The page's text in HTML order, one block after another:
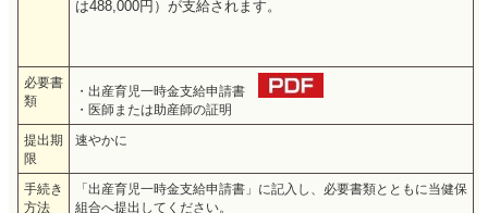
は488,000円）が支給されます。
必要書
類
・出産育児一時金支給申請書
・医師または助産師の証明
提出期
限
速やかに
手続き
方法
「出産育児一時金支給申請書」に記入し、必要書類とともに当健保
組合へ提出してください。